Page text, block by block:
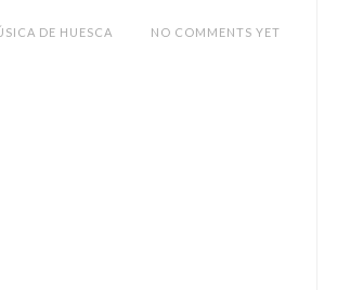
DE HUESCA NO COMMENTS YET